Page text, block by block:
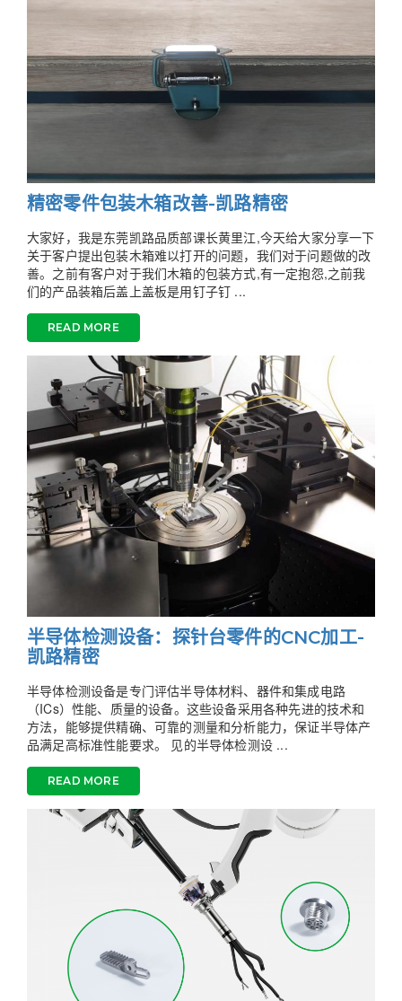
精密零件包装木箱改善-凯路精密
大家好，我是东莞凯路品质部课长黄里江,今天给大家分享一下
关于客户提出包装木箱难以打开的问题，我们对于问题做的改
善。之前有客户对于我们木箱的包装方式,有一定抱怨,之前我
们的产品装箱后盖上盖板是用钉子钉 ...
READ MORE
半导体检测设备：探针台零件的CNC加工-
凯路精密
半导体检测设备是专门评估半导体材料、器件和集成电路
（ICs）性能、质量的设备。这些设备采用各种先进的技术和
方法，能够提供精确、可靠的测量和分析能力，保证半导体产
品满足高标准性能要求。 见的半导体检测设 ...
READ MORE